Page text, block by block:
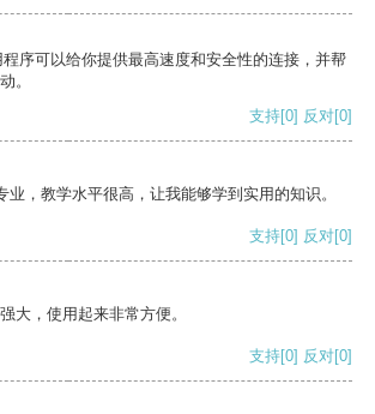
序可以给你提供最高速度和安全性的连接，并帮
。
支持[0] 反对[0]
业，教学水平很高，让我能够学到实用的知识。
支持[0] 反对[0]
大，使用起来非常方便。
支持[0] 反对[0]